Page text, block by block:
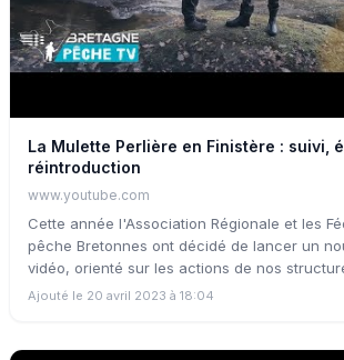
La Mulette Perlière en Finistère : suivi,
réintroduction
www.youtube.com
Cette année l'Association Régionale et les
pêche Bretonnes ont décidé de lancer un
vidéo, orienté sur les actions de nos
(suivis d'espèces, restauration de milieux
Ajouté le 20 avril 2023 à 18:04